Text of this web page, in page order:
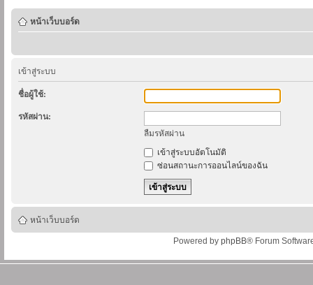
หน้าเว็บบอร์ด
เข้าสู่ระบบ
ชื่อผู้ใช้:
รหัสผ่าน:
ลืมรหัสผ่าน
เข้าสู่ระบบอัตโนมัติ
ซ่อนสถานะการออนไลน์ของฉัน
หน้าเว็บบอร์ด
Powered by phpBB® Forum